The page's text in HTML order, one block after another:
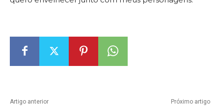
Artigo anterior Próximo artigo